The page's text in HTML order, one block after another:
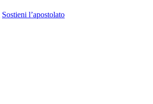
Sostieni l’apostolato